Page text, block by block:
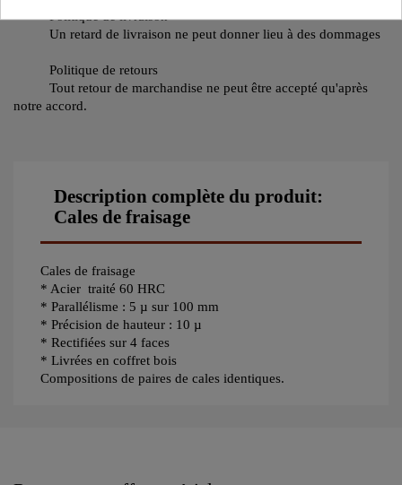
Politique de livraison
Un retard de livraison ne peut donner lieu à des dommages
Politique de retours
Tout retour de marchandise ne peut être accepté qu'après
notre accord.
Description complète du produit:
Cales de fraisage
Cales de fraisage
* Acier traité 60 HRC
* Parallélisme : 5 µ sur 100 mm
* Précision de hauteur : 10 µ
* Rectifiées sur 4 faces
* Livrées en coffret bois
Compositions de paires de cales identiques.